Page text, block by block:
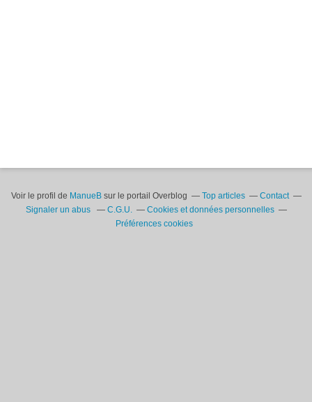
Voir le profil de ManueBsur le portail Overblog Top articles
Contact
Signaler un abus
C.G.U.
Cookies et données personnelles
Préférences cookies